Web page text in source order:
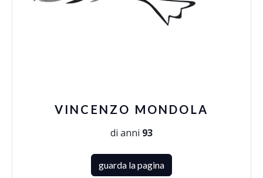
VINCENZO MONDOLA
di anni 93
guarda la pagina